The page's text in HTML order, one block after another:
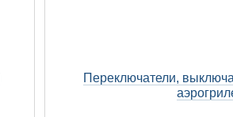
Переключатели,